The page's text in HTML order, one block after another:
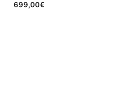
699,00€